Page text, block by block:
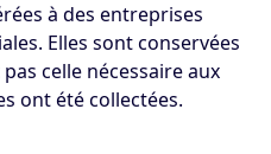
à des entreprises
Elles sont conservées
celle nécessaire aux
ont été collectées.